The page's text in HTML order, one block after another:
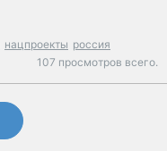
нацпроекты россия
107 просмотров всего.